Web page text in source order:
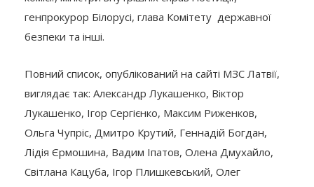
генпрокурор Білорусі, глава Комітету державної
безпеки та інші.
Повний список, опублікований на сайті МЗС Латвії,
виглядає так: Александр Лукашенко, Віктор
Лукашенко, Ігор Сергієнко, Максим Риженков,
Ольга Чупріс, Дмитро Крутий, Геннадій Богдан,
Лідія Єрмошина, Вадим Іпатов, Олена Дмухайло,
Світлана Кацуба, Ігор Плишкевський, Олег